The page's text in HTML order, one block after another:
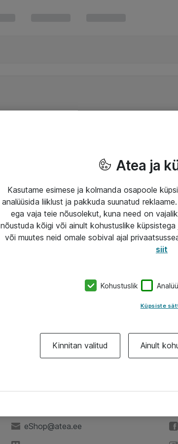
eShop@atea.ee
Atea ja
Kasutame esimese ja kolmanda osapoole
analüüsida liiklust ja pakkuda suunatud
ega vaja teie nõusolekut, kuna need on
nõustuda kõigi või ainult kohustuslike
või muutes neid omale sobival ajal
siit
Kohustuslik
Küpsiste
Kinnitan valitud Ainult